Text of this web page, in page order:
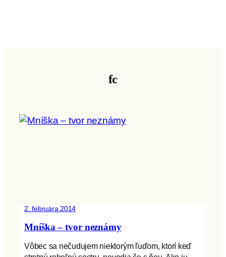
fc
2. februára 2014
Mníška – tvor neznámy
Vôbec sa nečudujem niektorým ľuďom, ktorí keď